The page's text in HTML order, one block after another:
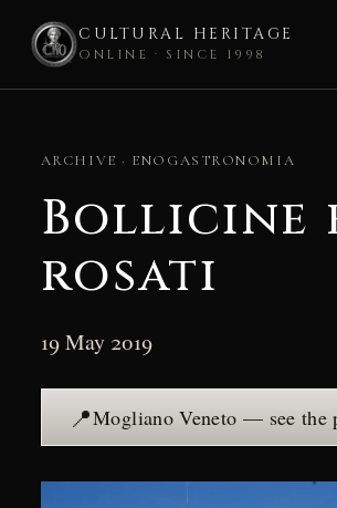
CULTURAL HERITAGE
ONLINE · SINCE 1998
contentARCHIVE · ENOGASTRONOMIA
Bollicine
rosati
19 May 2019
📍Mogliano Veneto — see